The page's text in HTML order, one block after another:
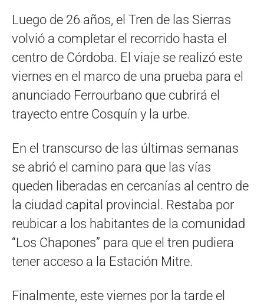
Luego de 26 años, el Tren de las Sierras
volvió a completar el recorrido hasta el
centro de Córdoba. El viaje se realizó este
viernes en el marco de una prueba para el
anunciado Ferrourbano que cubrirá el
trayecto entre Cosquín y la urbe.
En el transcurso de las últimas semanas
se abrió el camino para que las vías
queden liberadas en cercanías al centro de
la ciudad capital provincial. Restaba por
reubicar a los habitantes de la comunidad
“Los Chapones” para que el tren pudiera
tener acceso a la Estación Mitre.
Finalmente, este viernes por la tarde el